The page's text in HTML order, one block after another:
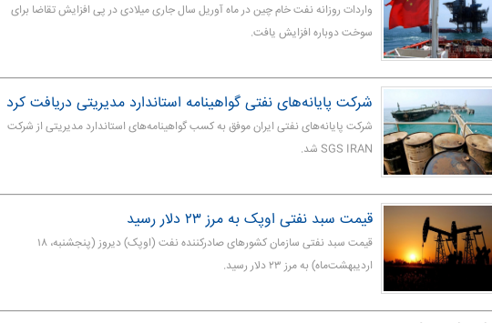
واردات روزانه نفت خام چین در ماه آوریل سال جاری میلادی در پی افزایش تقاضا برای
سوخت دوباره افزایش یافت.
شرکت پایانه‌های نفتی گواهینامه‌ استاندارد مدیریتی دریافت کرد
شرکت پایانه‌های نفتی ایران موفق به کسب گواهینامه‌های استاندارد مدیریتی از شرکت
SGS IRAN شد.
قیمت سبد نفتی اوپک به مرز ۲۳ دلار رسید
قیمت سبد نفتی سازمان کشورهای صادرکننده نفت (اوپک) دیروز (پنجشنبه، ۱۸
اردیبهشت‌ماه) به مرز ۲۳ دلار رسید.